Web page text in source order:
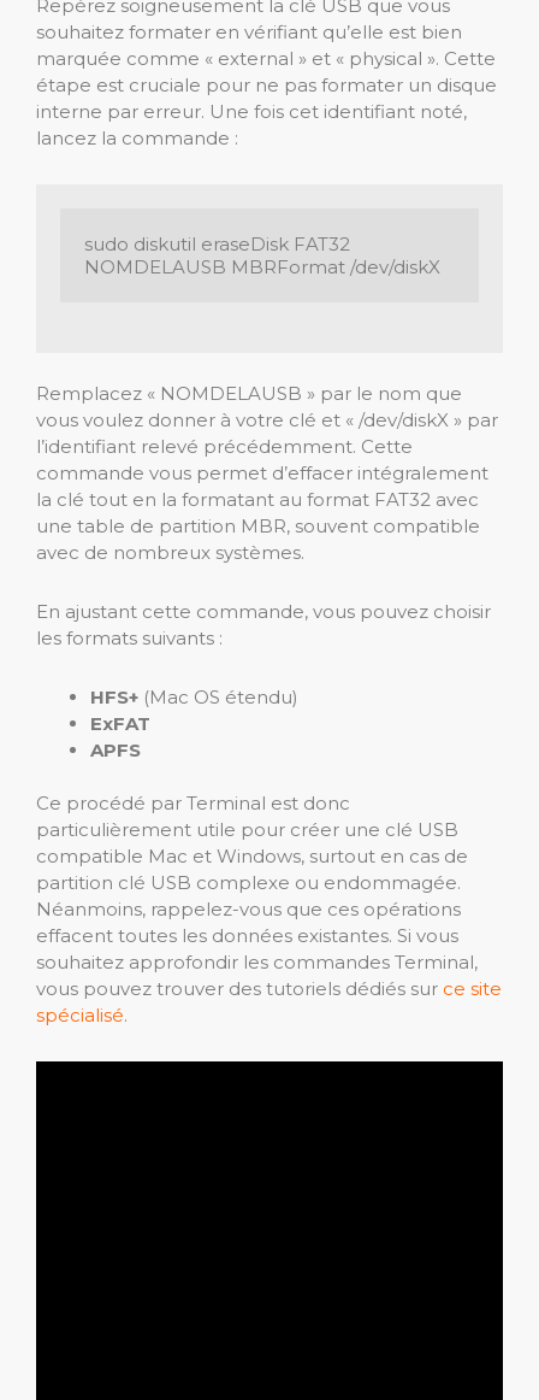
Repérez soigneusement la clé USB que vous
souhaitez formater en vérifiant qu’elle est bien
marquée comme « external » et « physical ». Cette
étape est cruciale pour ne pas formater un disque
interne par erreur. Une fois cet identifiant noté,
lancez la commande :
sudo diskutil eraseDisk FAT32
NOMDELAUSB MBRFormat /dev/diskX
Remplacez « NOMDELAUSB » par le nom que
vous voulez donner à votre clé et « /dev/diskX » par
l’identifiant relevé précédemment. Cette
commande vous permet d’effacer intégralement
la clé tout en la formatant au format FAT32 avec
une table de partition MBR, souvent compatible
avec de nombreux systèmes.
En ajustant cette commande, vous pouvez choisir
les formats suivants :
HFS+ (Mac OS étendu)
ExFAT
APFS
Ce procédé par Terminal est donc
particulièrement utile pour créer une clé USB
compatible Mac et Windows, surtout en cas de
partition clé USB complexe ou endommagée.
Néanmoins, rappelez-vous que ces opérations
effacent toutes les données existantes. Si vous
souhaitez approfondir les commandes Terminal,
vous pouvez trouver des tutoriels dédiés sur ce site
spécialisé.